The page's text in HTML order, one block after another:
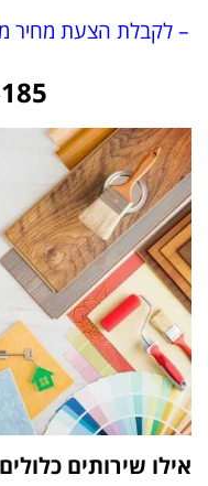
– לקבלת הצעת מחיר
אילו שירותים